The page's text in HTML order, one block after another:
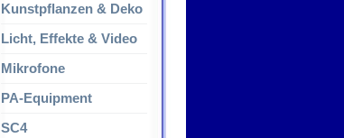
Kunstpflanzen & Deko
Licht, Effekte & Video
Mikrofone
PA-Equipment
SC4